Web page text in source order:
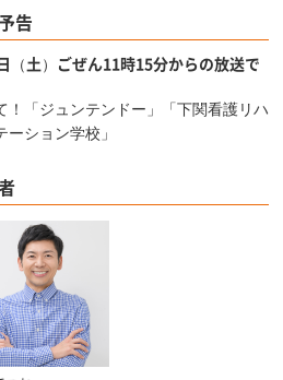
告
（土）ごぜん11時15分からの放送で
！「ジュンテンドー」「下関看護リハ
ーション学校」